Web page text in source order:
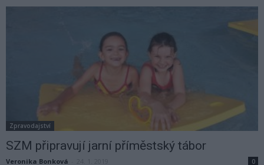
Zpravodajství
SZM připravují jarní příměstský tábor
Veronika Bonková 0